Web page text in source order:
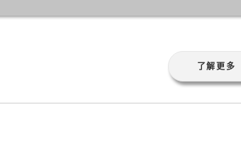
by Liu Yue
Desktop M1 M2 MacOs13 Parallels PD18